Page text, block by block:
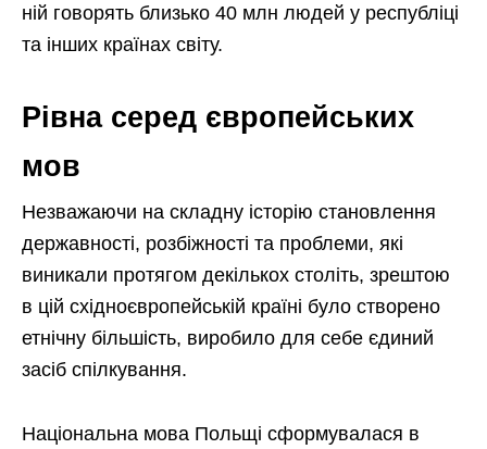
ній говорять близько 40 млн людей у республіці
та інших країнах світу.
Рівна серед європейських
мов
Незважаючи на складну історію становлення
державності, розбіжності та проблеми, які
виникали протягом декількох століть, зрештою
в цій східноєвропейській країні було створено
етнічну більшість, виробило для себе єдиний
засіб спілкування.
Національна мова Польщі сформувалася в